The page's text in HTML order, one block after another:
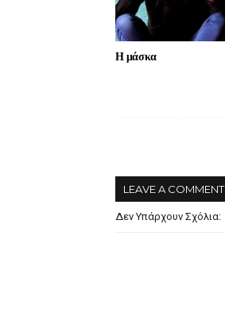
Η μάσκα
LEAVE A COMMENT
Δεν Υπάρχουν Σχόλια: